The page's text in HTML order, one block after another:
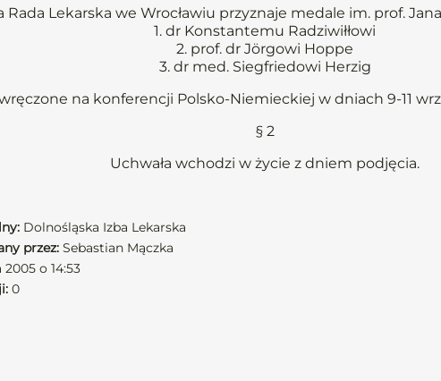
Rada Lekarska we Wrocławiu przyznaje medale im. prof.
1. dr Konstantemu Radziwiłłowi
2. prof. dr Jörgowi Hoppe
3. dr med. Siegfriedowi Herzig
na konferencji Polsko-Niemieckiej w dniach 9-11
§ 2
Uchwała wchodzi w życie z dniem podjęcia.
Dolnośląska Izba Lekarska
przez: Sebastian Mączka
o 14:53
0